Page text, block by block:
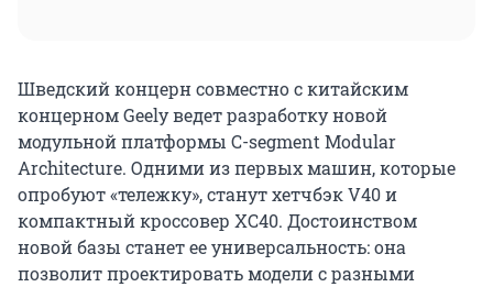
Шведский концерн совместно с китайским
концерном Geely ведет разработку новой
модульной платформы C-segment Modular
Architecture. Одними из первых машин, которые
опробуют «тележку», станут хетчбэк V40 и
компактный кроссовер XC40. Достоинством
новой базы станет ее универсальность: она
позволит проектировать модели с разными